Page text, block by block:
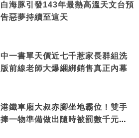
白海豚引發143年最熱高溫天文台預
告惡夢持續至這天
中一書單天價近七千惹家長群組洗
版前線老師大爆綑綁銷售真正內幕
港鐵車廂大叔赤腳坐地霸位！雙手
捧一物準備做出隨時被罰數千元舉